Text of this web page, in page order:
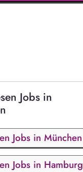
Jobs in
Jobs in München
Jobs in Hamburg